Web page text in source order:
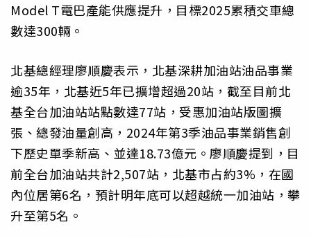
Model T電巴產能供應提升，目標2025累積交車總
數達300輛。
北基總經理廖順慶表示，北基深耕加油站油品事業
逾35年，北基近5年已擴增超過20站，截至目前北
基全台加油站站點數達77站，受惠加油站版圖擴
張、總發油量創高，2024年第3季油品事業銷售創
下歷史單季新高、並達18.73億元。廖順慶提到，目
前全台加油站共計2,507站，北基市占約3%，在國
內位居第6名，預計明年底可以超越統一加油站，攀
升至第5名。